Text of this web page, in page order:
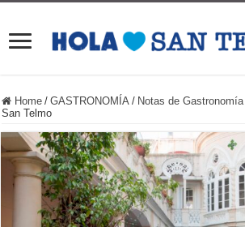
Home / GASTRONOMÍA / Notas de Gastronomía
San Telmo